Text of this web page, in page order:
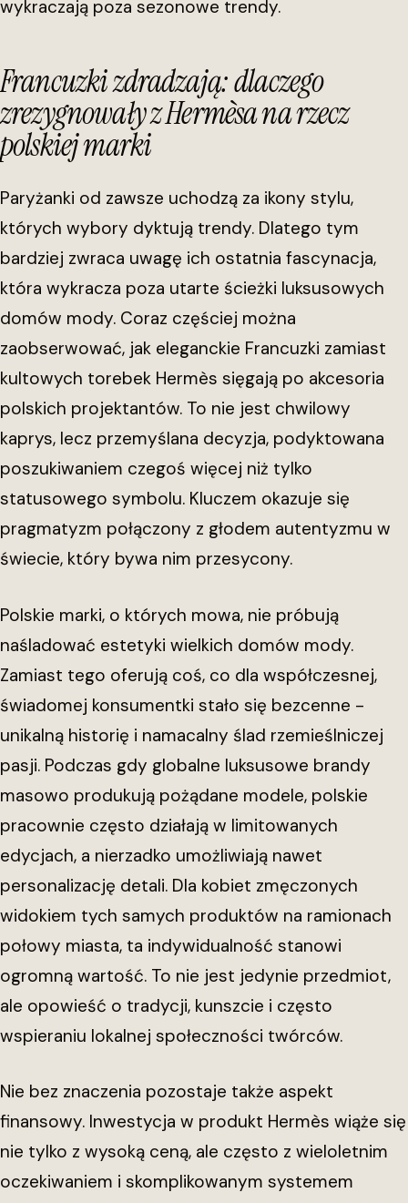
wykraczają poza sezonowe trendy.
Francuzki zdradzają: dlaczego
zrezygnowały z Hermèsa na rzecz
polskiej marki
Paryżanki od zawsze uchodzą za ikony stylu,
których wybory dyktują trendy. Dlatego tym
bardziej zwraca uwagę ich ostatnia fascynacja,
która wykracza poza utarte ścieżki luksusowych
domów mody. Coraz częściej można
zaobserwować, jak eleganckie Francuzki zamiast
kultowych torebek Hermès sięgają po akcesoria
polskich projektantów. To nie jest chwilowy
kaprys, lecz przemyślana decyzja, podyktowana
poszukiwaniem czegoś więcej niż tylko
statusowego symbolu. Kluczem okazuje się
pragmatyzm połączony z głodem autentyzmu w
świecie, który bywa nim przesycony.
Polskie marki, o których mowa, nie próbują
naśladować estetyki wielkich domów mody.
Zamiast tego oferują coś, co dla współczesnej,
świadomej konsumentki stało się bezcenne -
unikalną historię i namacalny ślad rzemieślniczej
pasji. Podczas gdy globalne luksusowe brandy
masowo produkują pożądane modele, polskie
pracownie często działają w limitowanych
edycjach, a nierzadko umożliwiają nawet
personalizację detali. Dla kobiet zmęczonych
widokiem tych samych produktów na ramionach
połowy miasta, ta indywidualność stanowi
ogromną wartość. To nie jest jedynie przedmiot,
ale opowieść o tradycji, kunszcie i często
wspieraniu lokalnej społeczności twórców.
Nie bez znaczenia pozostaje także aspekt
finansowy. Inwestycja w produkt Hermès wiąże się
nie tylko z wysoką ceną, ale często z wieloletnim
oczekiwaniem i skomplikowanym systemem